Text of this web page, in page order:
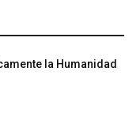
la Humanidad